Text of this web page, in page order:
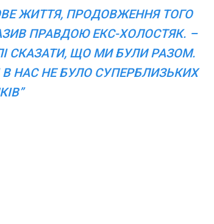
ЖИТТЯ, ПРОДОВЖЕННЯ ТОГО
ПРАВДОЮ ЕКС-ХОЛОСТЯК. –
СКАЗАТИ, ЩО МИ БУЛИ РАЗОМ.
НАС НЕ БУЛО СУПЕРБЛИЗЬКИХ